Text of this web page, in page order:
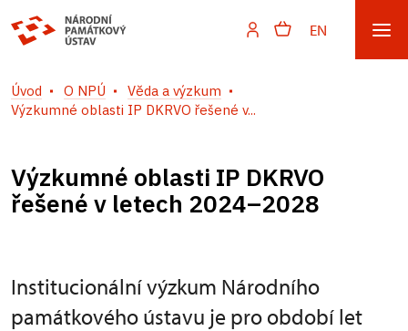
EN
Úvod O NPÚ
Věda a výzkum
Výzkumné oblasti IP DKRVO řešené v...
Výzkumné oblasti IP DKRVO
řešené v letech 2024–2028
Institucionální výzkum Národního
památkového ústavu je pro období let